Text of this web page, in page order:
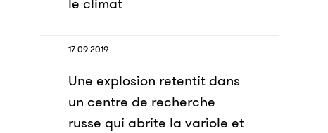
17 09 2019
Une explosion retentit dans
un centre de recherche
russe qui abrite la variole et